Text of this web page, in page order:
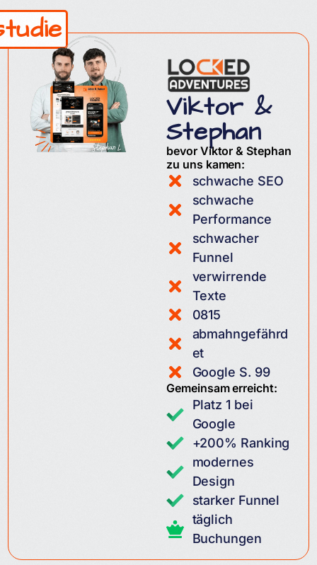
Viktor &
Stephan
bevor Viktor & Stephan
zu uns kamen:
schwache SEO
schwache
Performance
schwacher
Funnel
verwirrende
Texte
0815
abmahngefährd
et
Google S. 99
Gemeinsam erreicht:
Platz 1 bei
Google
+200% Ranking
modernes
Design
starker Funnel
täglich
Buchungen